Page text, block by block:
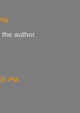
author.
PM